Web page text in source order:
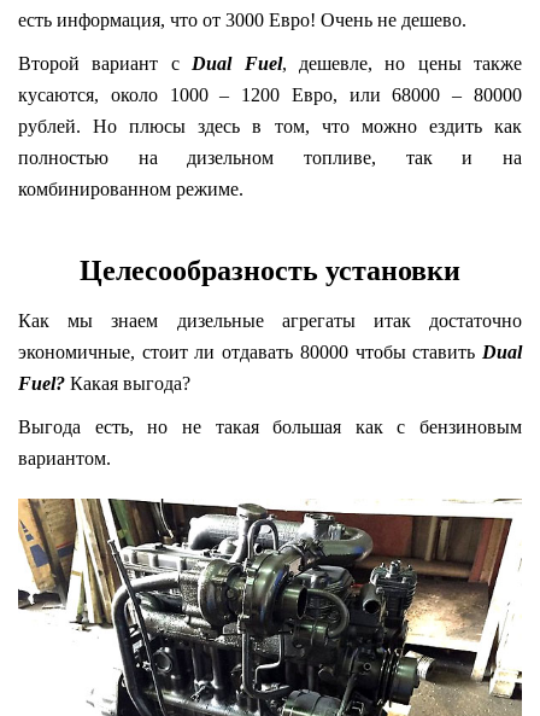
есть информация, что от 3000 Евро! Очень не дешево.
Второй вариант с Dual Fuel, дешевле, но цены также
кусаются, около 1000 – 1200 Евро, или 68000 – 80000
рублей. Но плюсы здесь в том, что можно ездить как
полностью на дизельном топливе, так и на
комбинированном режиме.
Целесообразность установки
Как мы знаем дизельные агрегаты итак достаточно
экономичные, стоит ли отдавать 80000 чтобы ставить Dual
Fuel? Какая выгода?
Выгода есть, но не такая большая как с бензиновым
вариантом.